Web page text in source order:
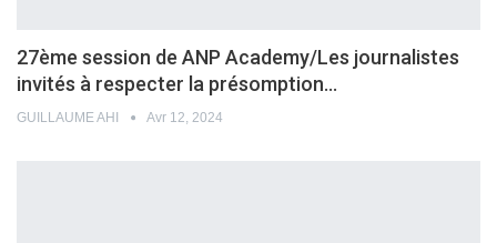
27ème session de ANP Academy/Les journalistes
invités à respecter la présomption…
GUILLAUME AHI Avr 12, 2024